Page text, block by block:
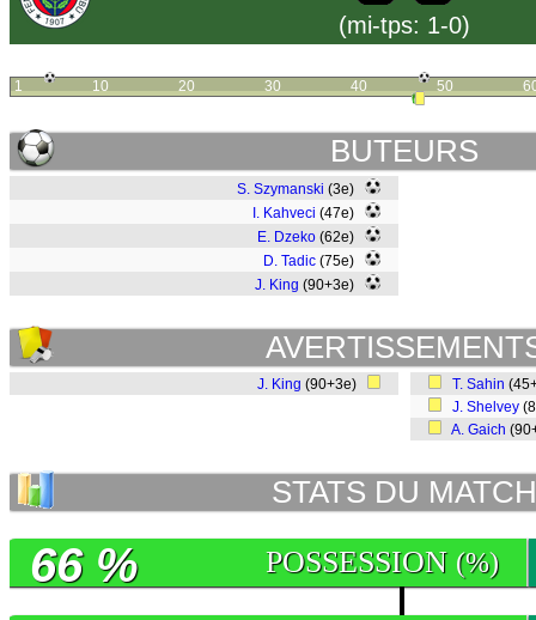
(mi-tps: 1-0)
1 10 20 30 40 50
BUTEURS
S. Szymanski (3e)
I. Kahveci (47e)
E. Dzeko (62e)
D. Tadic (75e)
J. King (90+3e)
J. King (90+3e) T. Sahin
J. Shelvey
A. Gaich
STATS DU MATCH
POSSESSION (%)
66 %